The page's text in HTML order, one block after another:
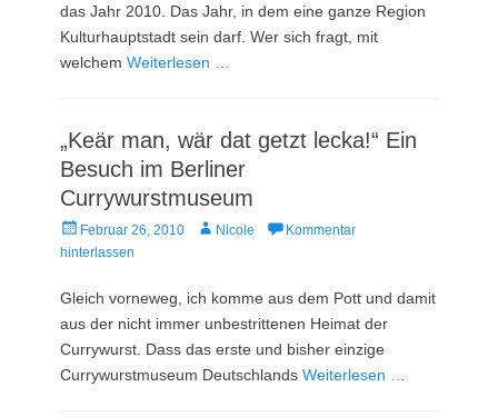
das Jahr 2010. Das Jahr, in dem eine ganze Region
Kulturhauptstadt sein darf. Wer sich fragt, mit
welchem Weiterlesen …
„Keär man, wär dat getzt lecka!“ Ein
Besuch im Berliner
Currywurstmuseum
Veröffentlicht
am
Februar 26, 2010 AutorNicole
Kommentar
hinterlassen
Gleich vorneweg, ich komme aus dem Pott und damit
aus der nicht immer unbestrittenen Heimat der
Currywurst. Dass das erste und bisher einzige
Currywurstmuseum Deutschlands Weiterlesen …